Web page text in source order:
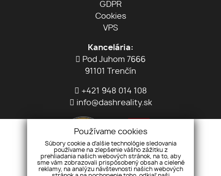
GDPR
Cookies
VPS
Kancelária:
Pod Juhom 7666
91101 Trenčín
+421 948 014 108
info@dashreality.sk
Používame cookies
Súbory cookie a ďalšie technológie sledovania
používame na zlepšenie vášho zážitku z
prehliadania našich webových stránok, na to, aby
sme vám zobrazovali prispôsobený obsah a cielené
reklamy, na analýzu návštevnosti našich webových